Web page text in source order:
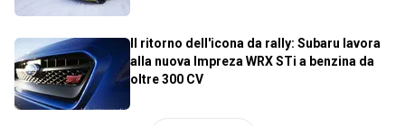
Il ritorno dell'icona da rally: Subaru lavora
alla nuova Impreza WRX STi a benzina da
oltre 300 CV